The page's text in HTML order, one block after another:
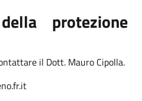
protezione
il Dott. Mauro Cipolla.